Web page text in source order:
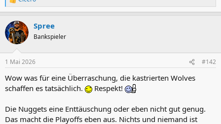
R
e
k
t
i
e
:
Spree
Bankspieler
1 Mai 2026 #142
Wow was für eine Überraschung, die kastrierten Wolves
schaffen es tatsächlich.
Respekt!
Die Nuggets eine Enttäuschung oder eben nicht gut genug.
Das macht die Playoffs eben aus. Nichts und niemand ist